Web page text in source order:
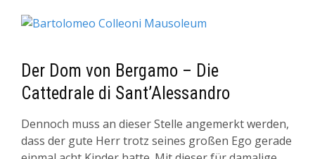
Der Dom von Bergamo – Die
Cattedrale di Sant’Alessandro
Dennoch muss an dieser Stelle angemerkt werden,
dass der gute Herr trotz seines großen Ego gerade